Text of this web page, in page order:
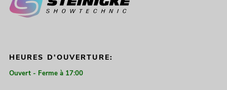
HEURES D'OUVERTURE:
Ouvert - Ferme à 17:00